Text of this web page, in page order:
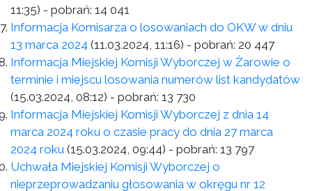
11:35) - pobrań: 14 041
Informacja Komisarza o losowaniach do OKW w dniu
13 marca 2024 (11.03.2024, 11:16) - pobrań: 20 447
Informacja Miejskiej Komisji Wyborczej w Żarowie o
terminie i miejscu losowania numerów list kandydatów
(15.03.2024, 08:12) - pobrań: 13 730
Informacja Miejskiej Komisji Wyborczej z dnia 14
marca 2024 roku o czasie pracy do dnia 27 marca
2024 roku (15.03.2024, 09:44) - pobrań: 13 797
Uchwała Miejskiej Komisji Wyborczej o
nieprzeprowadzaniu głosowania w okręgu nr 12